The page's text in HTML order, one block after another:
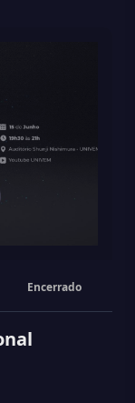
Encerrado